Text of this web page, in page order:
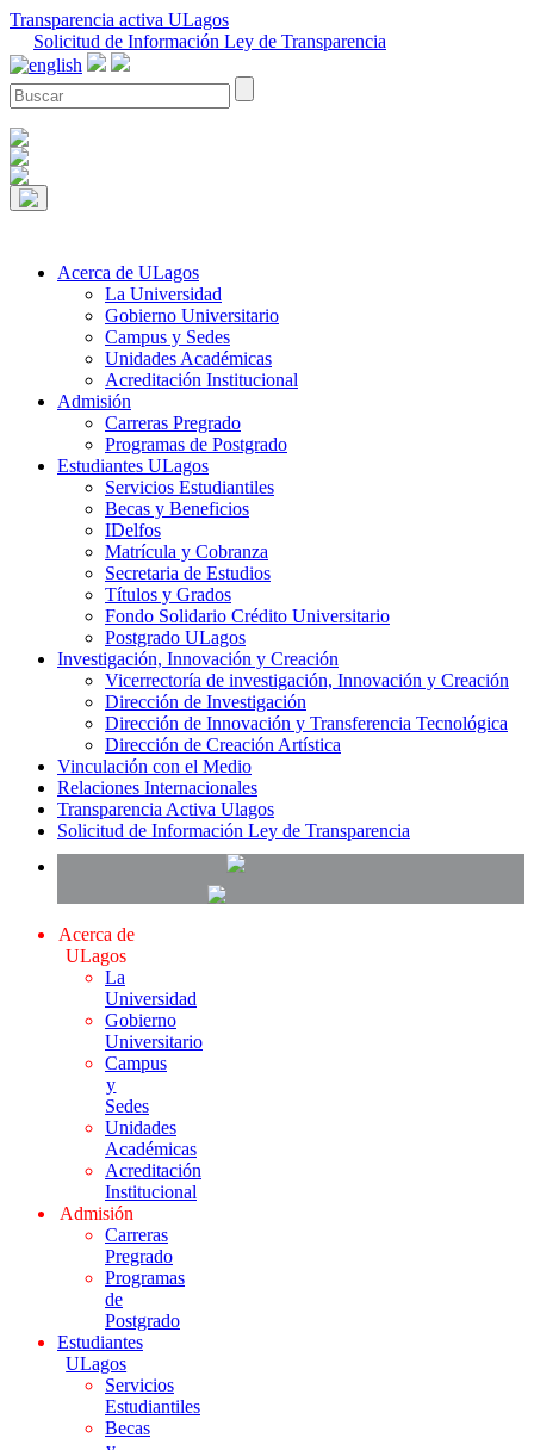
Transparencia activa ULagos
Solicitud de Información Ley de Transparencia
Acerca de ULagos
La Universidad
Gobierno Universitario
Campus y Sedes
Unidades Académicas
Acreditación Institucional
Admisión
Carreras Pregrado
Programas de Postgrado
Estudiantes ULagos
Servicios Estudiantiles
Becas y Beneficios
IDelfos
Matrícula y Cobranza
Secretaria de Estudios
Títulos y Grados
Fondo Solidario Crédito Universitario
Postgrado ULagos
Investigación, Innovación y Creación
Vicerrectoría de investigación, Innovación y Creación
Dirección de Investigación
Dirección de Innovación y Transferencia Tecnológica
Dirección de Creación Artística
Vinculación con el Medio
Relaciones Internacionales
Transparencia Activa Ulagos
Solicitud de Información Ley de Transparencia
Acerca de
ULagos
La
Universidad
Gobierno
Universitario
Campus
y
Sedes
Unidades
Académicas
Acreditación
Institucional
Admisión
Carreras
Pregrado
Programas
de
Postgrado
Estudiantes
ULagos
Servicios
Estudiantiles
Becas